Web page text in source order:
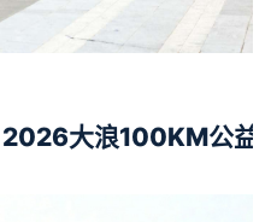
大浪100KM公益